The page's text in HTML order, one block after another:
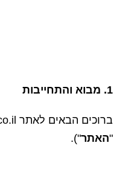
1. מבוא והתחייבות
"האתר").